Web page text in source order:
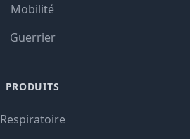
Mobilité
Guerrier
PRODUITS
Respiratoire